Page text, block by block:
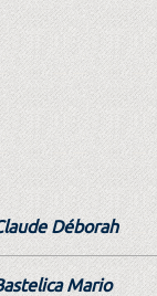
Déborah
Mario